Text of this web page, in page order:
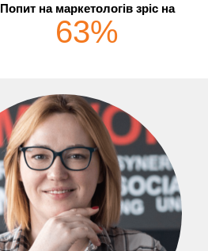
Попит на маркетологів зріc на
63%